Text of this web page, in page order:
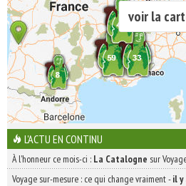
voir la
L'ACTU EN CONTINU
À l'honneur ce mois-ci : La Catalogne sur
Voyage sur-mesure : ce qui change vraiment-il y